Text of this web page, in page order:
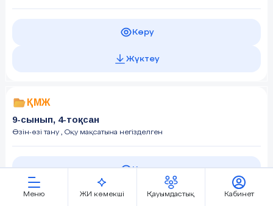
Меню ЖИ көмекші Қауымдастық Кабинет
Көру
Жүктеу
ҚМЖ
9-сынып, 4-тоқсан
Өзін-өзі тану , Оқу мақсатына негізделген
Көру
Жүктеу